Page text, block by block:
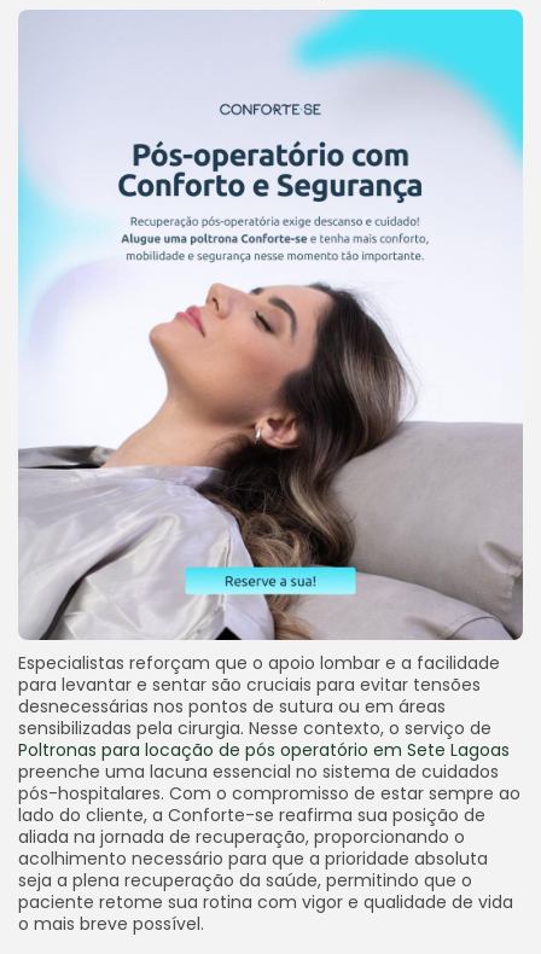
Especialistas reforçam que o apoio lombar e a facilidade
para levantar e sentar são cruciais para evitar tensões
desnecessárias nos pontos de sutura ou em áreas
sensibilizadas pela cirurgia. Nesse contexto, o serviço de
Poltronas para locação de pós operatório em Sete Lagoas
preenche uma lacuna essencial no sistema de cuidados
pós-hospitalares. Com o compromisso de estar sempre ao
lado do cliente, a Conforte-se reafirma sua posição de
aliada na jornada de recuperação, proporcionando o
acolhimento necessário para que a prioridade absoluta
seja a plena recuperação da saúde, permitindo que o
paciente retome sua rotina com vigor e qualidade de vida
o mais breve possível.